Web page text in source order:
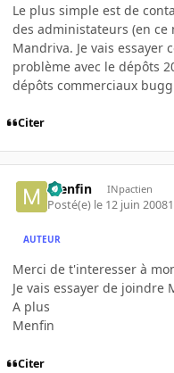
Le plus simple est de
des administateurs (en ce
Mandriva. Je vais essayer
problème avec le dépôts
dépôts commerciaux
Citer
menfin INpactien
Posté(e) le 12 juin 2008
AUTEUR
Merci de t'interesser à
Je vais essayer de joindre
A plus
Menfin
Citer